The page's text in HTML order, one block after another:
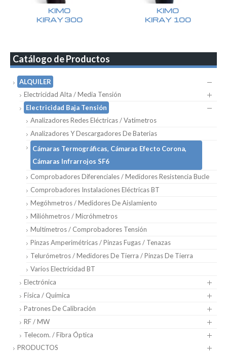
KIMO
KIRAY 300
KIMO
KIRAY 100
Catálogo de Productos
ALQUILER
Electricidad Alta / Media Tensión
Electricidad Baja Tensión
Analizadores Redes Eléctricas / Vatímetros
Analizadores Y Descargadores De Baterias
Cámaras Termográficas, Cámaras Efecto Corona,
Cámaras Infrarrojos SF6
Comprobadores Diferenciales / Medidores Resistencia Bucle
Comprobadores Instalaciones Eléctricas BT
Megóhmetros / Medidores De Aislamiento
Milióhmetros / Micróhmetros
Multímetros / Comprobadores Tensión
Pinzas Amperimétricas / Pinzas Fugas / Tenazas
Telurómetros / Medidores De Tierra / Pinzas De Tierra
Varios Electricidad BT
Electrónica
Física / Química
Patrones De Calibración
RF / MW
Telecom. / Fibra Óptica
PRODUCTOS